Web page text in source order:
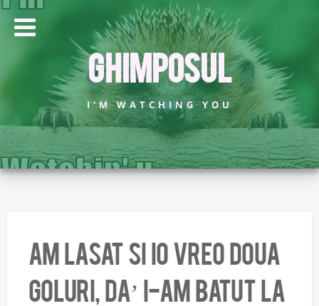
Ghimposul
I'M WATCHING YOU
Am lasat si io vreo doua
goluri, da’ i-am batut la